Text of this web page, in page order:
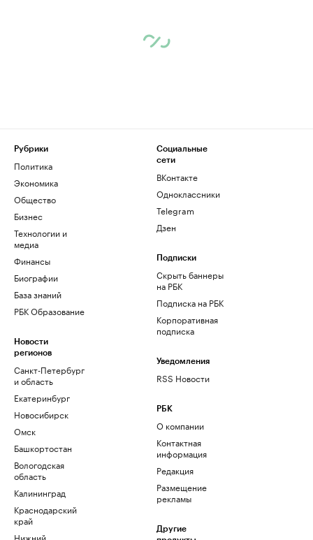
Рубрики
Политика
Экономика
Общество
Бизнес
Технологии и
медиа
Финансы
Биографии
База знаний
РБК Образование
Новости
регионов
Санкт-Петербург
и область
Екатеринбург
Новосибирск
Омск
Башкортостан
Вологодская
область
Калининград
Краснодарский
край
Нижний
Социальные
сети
ВКонтакте
Одноклассники
Telegram
Дзен
Подписки
Скрыть баннеры
на РБК
Подписка на РБК
Корпоративная
подписка
Уведомления
RSS Новости
РБК
О компании
Контактная
информация
Редакция
Размещение
рекламы
Другие